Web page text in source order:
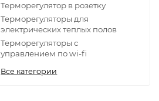
Терморегулятор в розетку
Терморегуляторы для
электрических теплых полов
Терморегуляторы с
управлением по wi-fi
Все категории